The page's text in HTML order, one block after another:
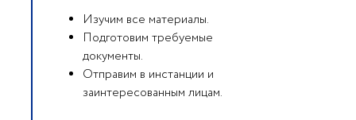
Изучим все материалы.
Подготовим требуемые
документы.
Отправим в инстанции и
заинтересованным лицам.